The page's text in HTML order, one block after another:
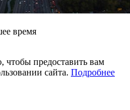
время
чтобы предоставить вам
сайта. Подробнее